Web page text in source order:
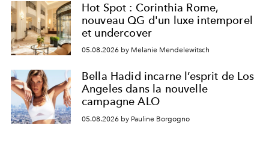
Hot Spot : Corinthia Rome,
nouveau QG d'un luxe intemporel
et undercover
05.08.2026 by Melanie Mendelewitsch
Bella Hadid incarne l’esprit de Los
Angeles dans la nouvelle
campagne ALO
05.08.2026 by Pauline Borgogno